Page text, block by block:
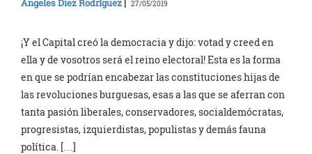
Ángeles Diez Rodríguez | 27/05/2019
¡Y el Capital creó la democracia y dijo: votad y creed en
ella y de vosotros será el reino electoral! Esta es la forma
en que se podrían encabezar las constituciones hijas de
las revoluciones burguesas, esas a las que se aferran con
tanta pasión liberales, conservadores, socialdemócratas,
progresistas, izquierdistas, populistas y demás fauna
política. […]